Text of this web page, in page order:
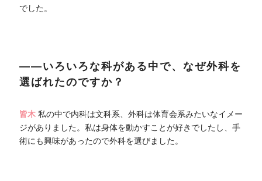
でした。
――いろいろな科がある中で、なぜ外科を
選ばれたのですか？
皆木私の中で内科は文科系、外科は体育会系みたいなイメー
ジがありました。私は身体を動かすことが好きでしたし、手
術にも興味があったので外科を選びました。